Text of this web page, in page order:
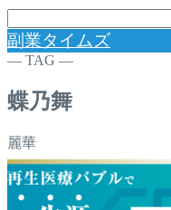
副業タイムズ
― TAG ―
蝶乃舞
麗華